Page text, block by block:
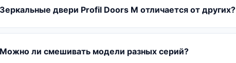
двери Profil Doors M отличается от других?
Можно ли смешивать модели разных серий?